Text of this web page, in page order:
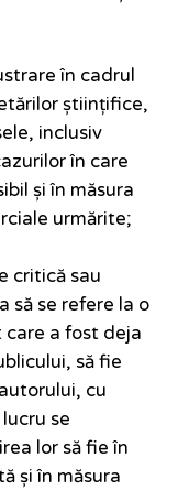
în cadrul
științifice,
inclusiv
în care
și în măsura
urmărite;
critică sau
să se refere la o
a fost deja
să fie
cu
se
lor să fie în
și în măsura